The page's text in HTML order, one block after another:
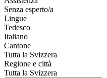
Senza esperto/a
Lingue
Tedesco
Italiano
Cantone
Tutta la Svizzera
Regione e città
Tutta la Svizzera